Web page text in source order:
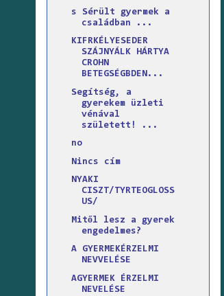
s Sérült gyermek a
családban ...
KIFRKÉLYESEDER
SZÁJNYÁLK HÁRTYA
CROHN
BETEGSÉGBDEN...
Segítség, a
gyerekem üzleti
vénával
született! ...
no
Nincs cím
NYAKI
CISZT/TYRTEOGLOSS
US/
Mitől lesz a gyerek
engedelmes?
A GYERMEKÉRZELMI
NEVVELÉSE
AGYERMEK ÉRZELMI
NEVELÉSE